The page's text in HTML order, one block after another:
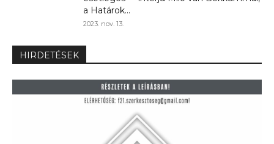
a Határok...
2023. nov. 13.
HIRDETÉSEK